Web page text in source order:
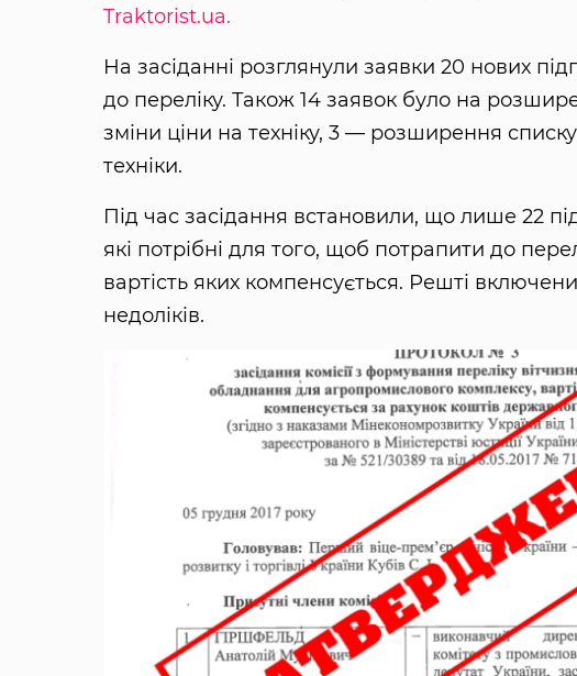
Traktorist.ua.
На засіданні розглянули заявки 20 нових
до переліку. Також 14 заявок було на
зміни ціни на техніку, 3 — розширення
техніки.
Під час засідання встановили, що лише 22
які потрібні для того, щоб потрапити до
вартість яких компенсується. Решті
недоліків.